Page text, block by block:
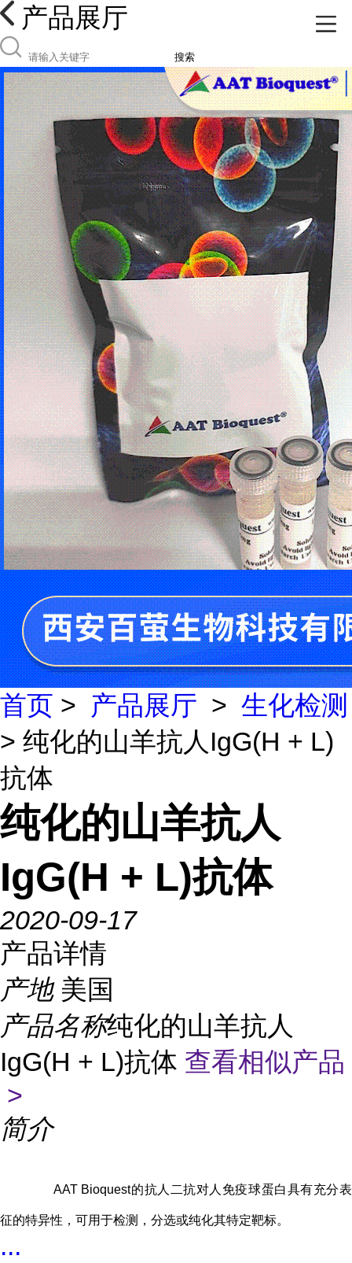
产品展厅
搜索
首页 > 产品展厅 > 生化检测
> 纯化的山羊抗人IgG(H + L)
抗体
纯化的山羊抗人
IgG(H + L)抗体
2020-09-17
产品详情
产地 美国
产品名称纯化的山羊抗人
IgG(H + L)抗体 查看相似产品
>
简介
AAT Bioquest的抗人二抗对人免疫球蛋白具有充分表
征的特异性，可用于检测，分选或纯化其特定靶标。
...